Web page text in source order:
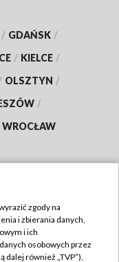
/ GDAŃSK /
/ KIELCE /
OLSZTYN /
/
WROCŁAW
zgody na
i zbierania danych,
i ich
osobowych przez
dalej również „TVP”),